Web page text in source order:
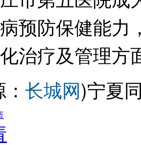
预防保健能
治疗及管理方
长城网)宁夏